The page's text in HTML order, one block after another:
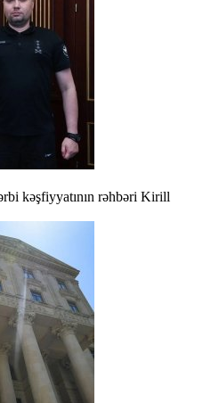
kəşfiyyatının rəhbəri Kirill